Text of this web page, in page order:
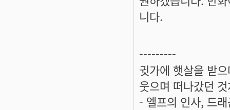
니다.
---------
귓가에 햇살을 받
웃으며 떠나갔던
- 엘프의 인사, 드